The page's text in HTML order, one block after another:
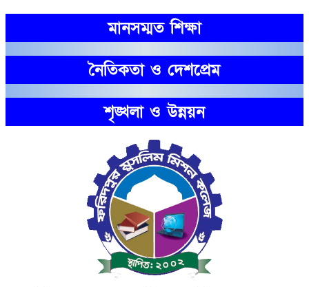
মানসম্মত শিক্ষা
নৈতিকতা ও দেশপ্রেম
শৃঙ্খলা ও উন্নয়ন